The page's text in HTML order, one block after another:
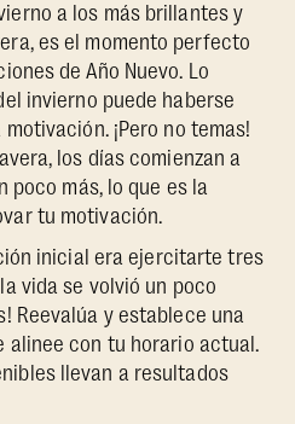
a los más brillantes y
es el momento perfecto
de Año Nuevo. Lo
invierno puede haberse
¡Pero no temas!
los días comienzan a
poco más, lo que es la
tu motivación.
inicial era ejercitarte tres
vida se volvió un poco
Reevalúa y establece una
alinee con tu horario actual.
llevan a resultados